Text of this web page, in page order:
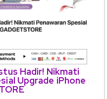
Hadir! Nikmati
Upgrade iPhone